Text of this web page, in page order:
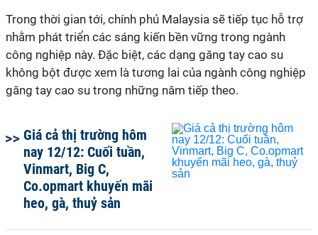
Trong thời gian tới, chính phủ Malaysia sẽ tiếp tục hỗ trợ
nhằm phát triển các sáng kiến bền vững trong ngành
công nghiệp này. Đặc biệt, các dạng găng tay cao su
không bột được xem là tương lai của ngành công nghiệp
găng tay cao su trong những năm tiếp theo.
Giá cả thị trường hôm
nay 12/12: Cuối tuần,
Vinmart, Big C,
Co.opmart khuyến mãi
heo, gà, thuỷ sản